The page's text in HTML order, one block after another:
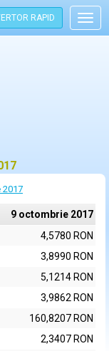
RAPID
2017
9 octombrie 2017
4,5780 RON
3,8990 RON
5,1214 RON
3,9862 RON
160,8207 RON
2,3407 RON